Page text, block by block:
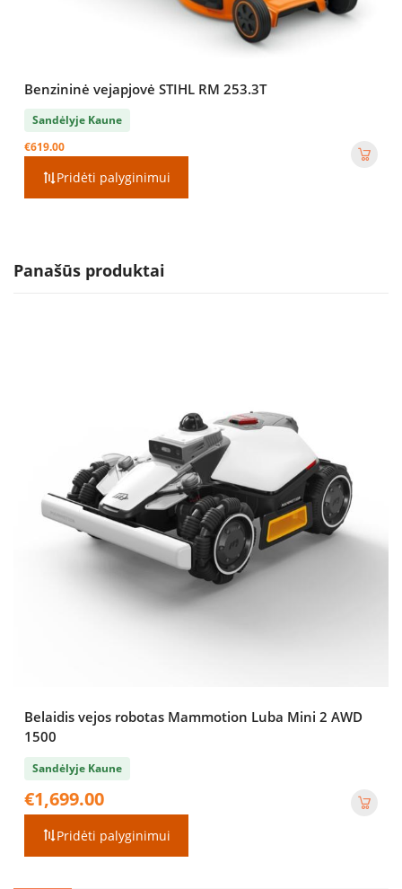
Benzininė vejapjovė STIHL RM 253.3T
Sandėlyje Kaune
€619.00
Pridėti palyginimui
Panašūs produktai
Belaidis vejos robotas Mammotion Luba Mini 2 AWD
1500
Sandėlyje Kaune
€1,699.00
Pridėti palyginimui